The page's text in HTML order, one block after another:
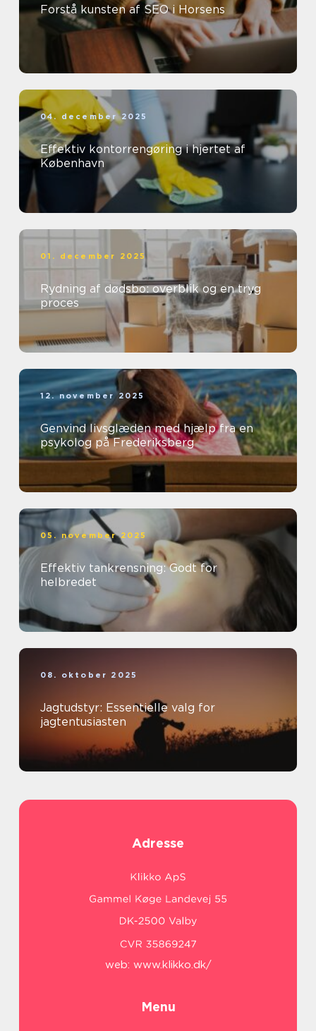
Forstå kunsten af SEO i Horsens
04. december 2025
Effektiv kontorrengøring i hjertet af
København
01. december 2025
Rydning af dødsbo: overblik og en tryg
proces
12. november 2025
Genvind livsglæden med hjælp fra en
psykolog på Frederiksberg
05. november 2025
Effektiv tankrensning: Godt for
helbredet
08. oktober 2025
Jagtudstyr: Essentielle valg for
jagtentusiasten
Adresse
web: www.klikko.dk/
Menu